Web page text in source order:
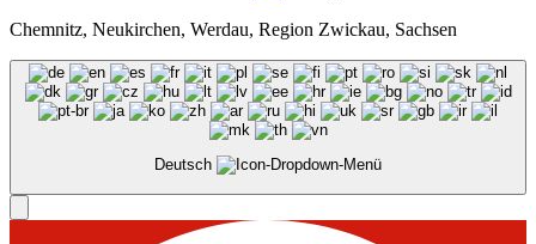
Chemnitz, Neukirchen, Werdau, Region Zwickau, Sachsen
Deutsch